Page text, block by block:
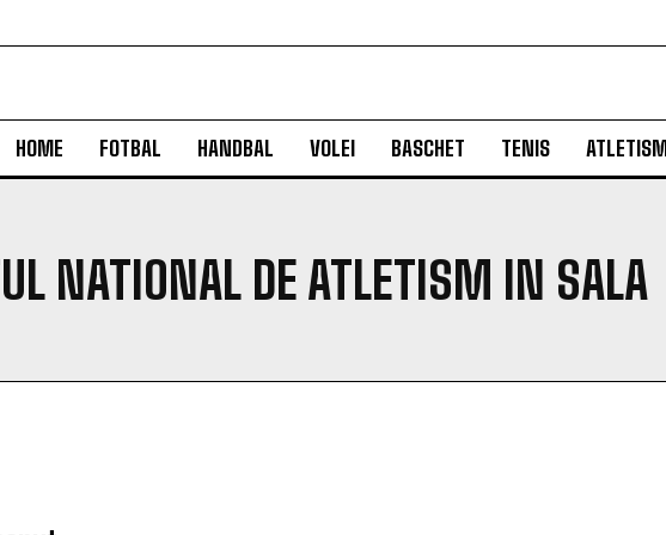
HOME FOTBAL HANDBAL VOLEI BASCHET TENIS
NATIONAL DE ATLETISM IN SALA